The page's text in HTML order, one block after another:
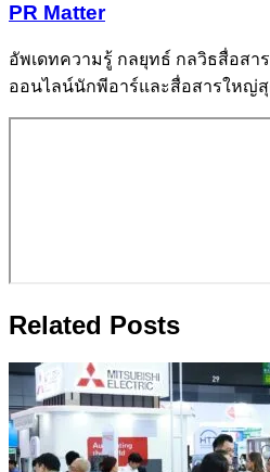
PR Matter
อัพเดทความรู้ กลยุทธ์ กลวิธสื่อสา
ออนไลน์นักพีอาร์และสื่อสารใหญ่
Related Posts